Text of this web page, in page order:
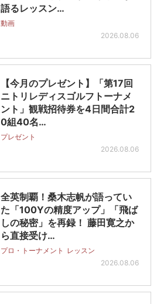
語るレッスン…
動画
2026.08.06
【今月のプレゼント】「第17回
ニトリレディスゴルフトーナメ
ント」観戦招待券を4日間合計2
0組40名…
プレゼント
2026.08.06
全英制覇！桑木志帆が語ってい
た「100Yの精度アップ」「飛ば
しの秘密」を再録！ 藤田寛之か
ら直接受け…
プロ・トーナメント レッスン
2026.08.06